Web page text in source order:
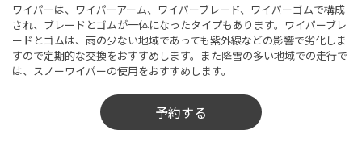
ワイパーは、ワイパーアーム、ワイパーブレード、ワイパーゴムで構成
され、ブレードとゴムが一体になったタイプもあります。ワイパーブレ
ードとゴムは、雨の少ない地域であっても紫外線などの影響で劣化しま
すので定期的な交換をおすすめします。また降雪の多い地域での走行で
は、スノーワイパーの使用をおすすめします。
予約する